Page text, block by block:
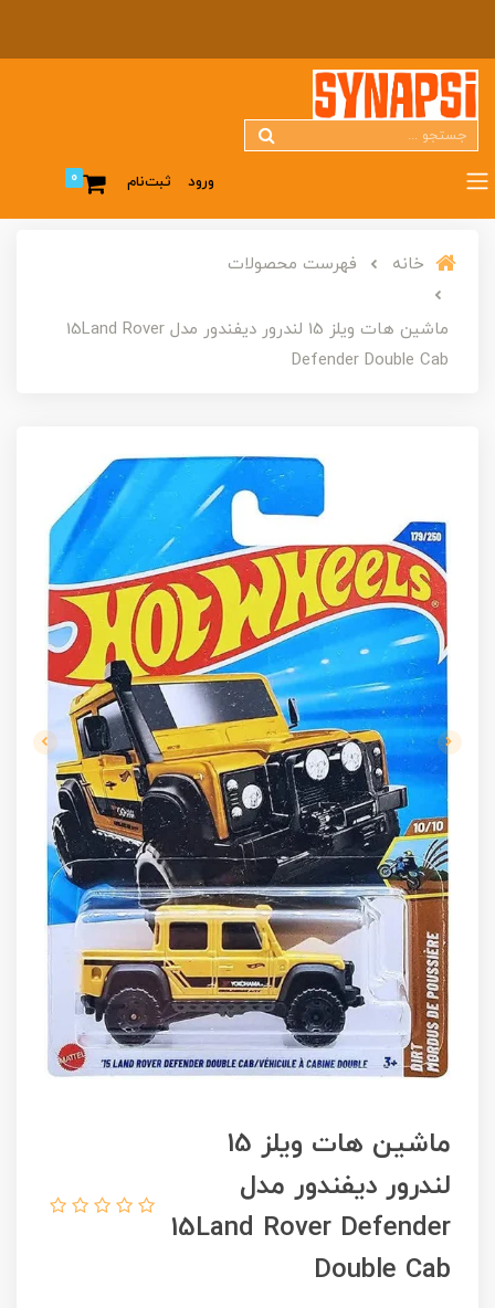
ورود ثبت‌نام 0
خانه فهرست محصولات
ماشین هات ویلز 15 لندرور دیفندور مدل 15Land Rover
Defender Double Cab
ماشین هات ویلز 15
لندرور دیفندور مدل
15Land Rover Defender
Double Cab